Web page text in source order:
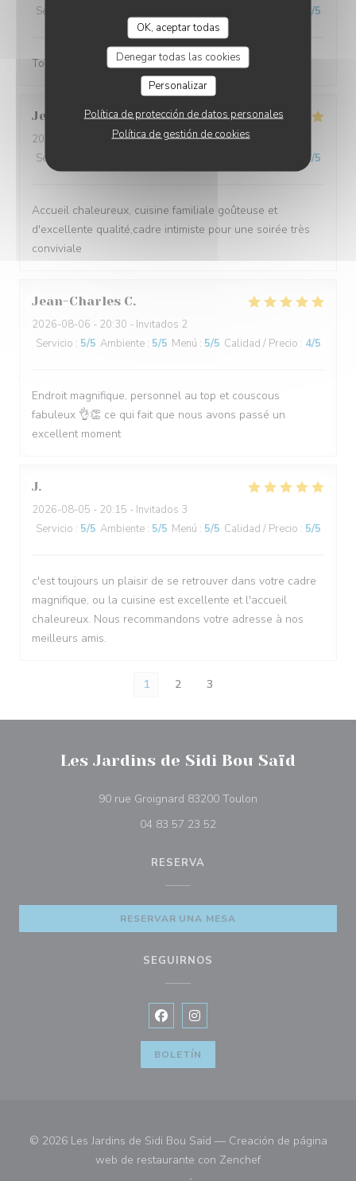
OK, aceptar todas
Denegar todas las cookies
Personalizar
Política de protección de datos personales
Política de gestión de cookies
Servicio
/5
Toujours un agréable moment. Merci.
Jean
2026-08-04
- 20:15 - Invitados 4
Servicio
4/5
Accueil chaleureux, cuisine familiale goûteuse et
d'excellente qualité,cadre intimiste pour une soirée très
conviviale
Jean-Charles C
2026-08-06 - 20:30 - Invitados 2
Servicio : 5/5 Ambiente : 5/5 Menú : 5/5 Calidad / Precio : 4/5
Endroit magnifique, personnel au top et couscous
fabuleux 👌👏 ce qui fait que nous avons passé un
excellent moment
J
2026-08-05 - 20:15 - Invitados 3
Servicio : 5/5 Ambiente : 5/5 Menú : 5/5 Calidad / Precio : 5/5
c'est toujours un plaisir de se retrouver dans votre cadre
magnifique, ou la cuisine est excellente et l'accueil
chaleureux. Nous recommandons votre adresse à nos
meilleurs amis.
1 2 3
Les Jardins de Sidi Bou Saïd
90 rue Groignard 83200 Toulon
04 83 57 23 52
RESERVA
RESERVAR UNA MESA
SEGUIRNOS
Facebook ((abre en una nueva
Instagram ((abre en una
BOLETÍN
© 2026 Les Jardins de Sidi Bou Saïd — Creación de página
web de restaurante con Zenchef((abre en una